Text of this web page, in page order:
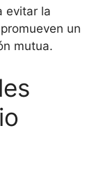
evitar la
un
mutua.